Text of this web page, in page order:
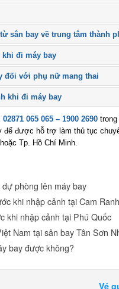
sân bay về trung tâm thành
đi máy bay
đối với phụ nữ mang thai
khi đi máy bay
065 065 – 1900 2690trong
được hỗ trợ làm thủ tục
Tp. Hồ Chí Minh.
phòng lên máy bay
khi nhập cảnh tại Cam Ranh
khi nhập cảnh tại Phú Quốc
Nam tại sân bay Tân Sơn
bay được không?
Vé